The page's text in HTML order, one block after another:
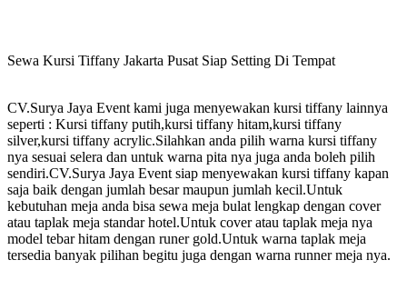
Sewa Kursi Tiffany Jakarta Pusat Siap Setting Di Tempat
CV.Surya Jaya Event kami juga menyewakan kursi tiffany lainnya
seperti : Kursi tiffany putih,kursi tiffany hitam,kursi tiffany
silver,kursi tiffany acrylic.Silahkan anda pilih warna kursi tiffany
nya sesuai selera dan untuk warna pita nya juga anda boleh pilih
sendiri.CV.Surya Jaya Event siap menyewakan kursi tiffany kapan
saja baik dengan jumlah besar maupun jumlah kecil.Untuk
kebutuhan meja anda bisa sewa meja bulat lengkap dengan cover
atau taplak meja standar hotel.Untuk cover atau taplak meja nya
model tebar hitam dengan runer gold.Untuk warna taplak meja
tersedia banyak pilihan begitu juga dengan warna runner meja nya.